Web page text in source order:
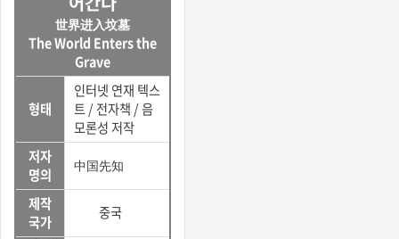
世界进入坟墓
The World Enters the
Grave
형태
인터넷 연재 텍스
트 / 전자책 / 음
모론성 저작
저자
명의
中国先知
제작
국가
중국